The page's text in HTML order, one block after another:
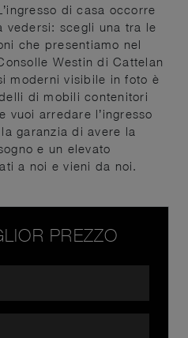
di casa occorre
vedersi: scegli una tra le
che presentiamo nel
Westin di Cattelan
moderni visibile in foto è
di mobili contenitori
vuoi arredare l’ingresso
garanzia di avere la
e un elevato
a noi e vieni da noi.
PREZZO